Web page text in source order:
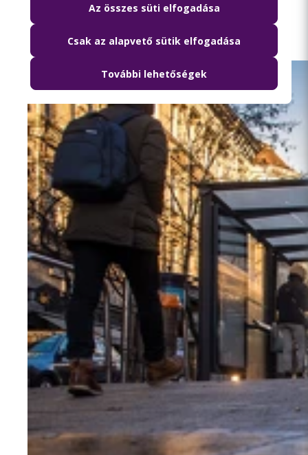
Olvasd el ezt is
Az összes süti elfogadása
Csak az alapvető sütik elfogadása
További lehetőségek